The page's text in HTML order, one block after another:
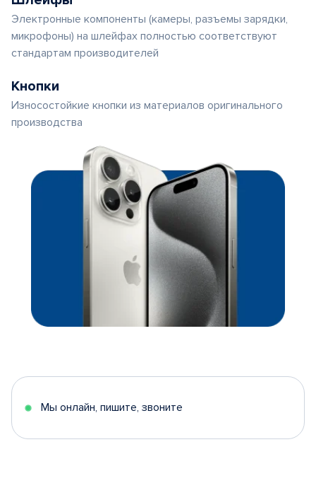
Электронные компоненты (камеры, разъемы зарядки,
микрофоны) на шлейфах полностью соответствуют
стандартам производителей
Кнопки
Износостойкие кнопки из материалов оригинального
производства
Мы онлайн, пишите, звоните